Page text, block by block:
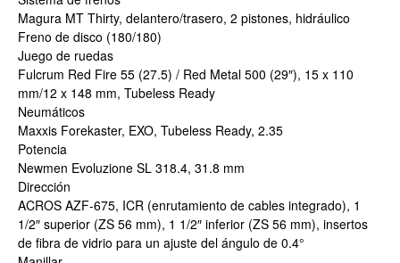
Magura MT Thirty, delantero/trasero, 2 pistones, hidráulico
Freno de disco (180/180)
Juego de ruedas
Fulcrum Red Fire 55 (27.5) / Red Metal 500 (29″), 15 x 110
mm/12 x 148 mm, Tubeless Ready
Neumáticos
Maxxis Forekaster, EXO, Tubeless Ready, 2.35
Potencia
Newmen Evoluzione SL 318.4, 31.8 mm
Dirección
ACROS AZF-675, ICR (enrutamiento de cables integrado), 1
1/2″ superior (ZS 56 mm), 1 1/2″ inferior (ZS 56 mm), insertos
de fibra de vidrio para un ajuste del ángulo de 0.4°